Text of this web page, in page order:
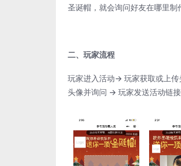
圣诞帽，就会询问好友在哪里制
二、玩家流程
玩家进入活动→ 玩家获取或上
头像并询问 → 玩家发送活动链